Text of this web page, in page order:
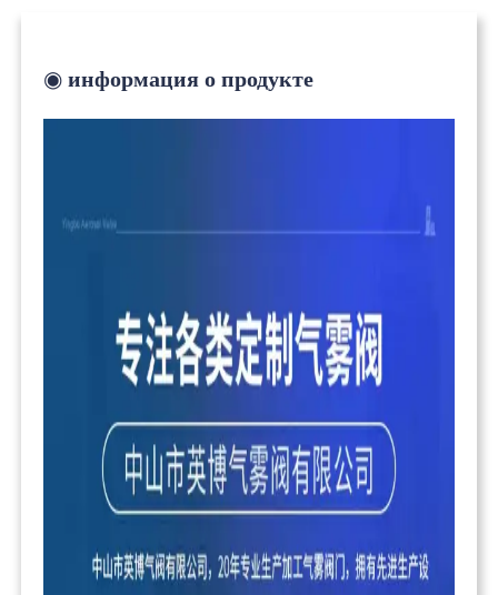
◉информация о продукте